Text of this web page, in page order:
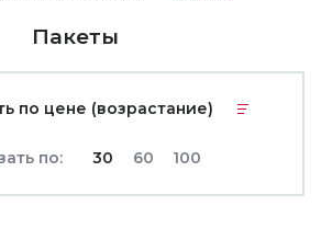
Пакеты
по цене (возрастание)
по: 30 60 100